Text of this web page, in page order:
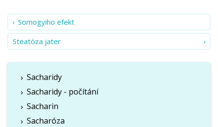
Somogyiho efekt
Steatóza jater
Sacharidy
Sacharidy - počítání
Sacharin
Sacharóza